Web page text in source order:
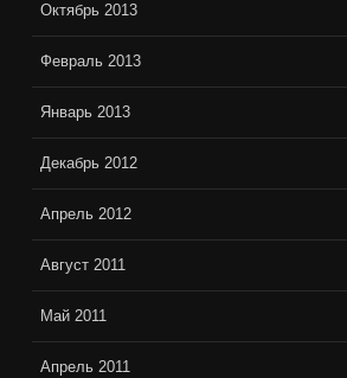
Октябрь 2013
Февраль 2013
Январь 2013
Декабрь 2012
Апрель 2012
Август 2011
Май 2011
Апрель 2011